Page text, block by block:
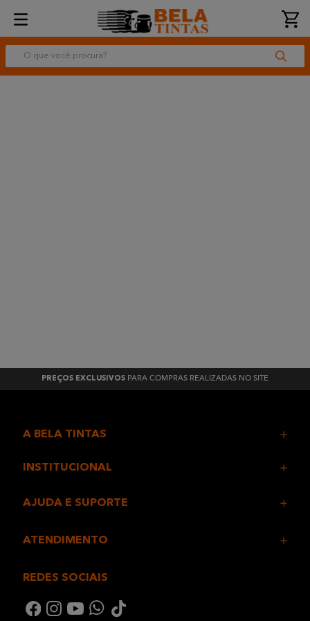
O que você procura?
PREÇOS EXCLUSIVOS PARA COMPRAS REALIZADAS NO SITE
A BELA TINTAS
INSTITUCIONAL
AJUDA E SUPORTE
ATENDIMENTO
REDES SOCIAIS